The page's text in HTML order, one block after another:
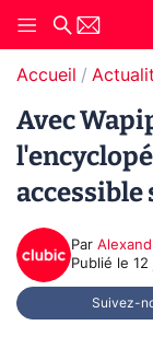
Accueil
Avec
accessible
Par
Publié le 12
Suivez-